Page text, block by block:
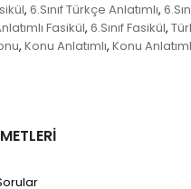
, 6.Sınıf Türkçe Anlatımlı,
Fasikül, 6.Sınıf Fasikül,
, Konu Anlatımlı, Konu